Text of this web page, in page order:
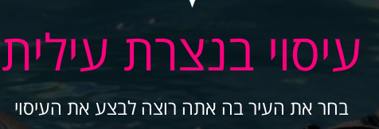
עיסוי בנצרת עילית
בחר את העיר בה אתה רוצה לבצע את העיסוי